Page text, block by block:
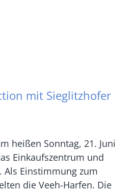
mit Sieglitzhofer
heißen Sonntag, 21. Juni
Einkaufszentrum und
Einstimmung zum
die Veeh-Harfen. Die